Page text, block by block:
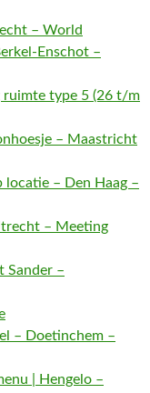
– World
Enschot –
ruimte type 5 (26 t/m
– Maastricht
locatie – Den Haag –
– Meeting
Sander –
– Doetinchem –
| Hengelo –